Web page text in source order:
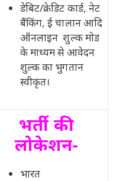
डेबिट/क्रेडिट कार्ड, नेट
बैंकिंग, ई चालान आदि
ऑनलाइन शुल्क मोड
के माध्यम से आवेदन
शुल्क का भुगतान
स्वीकृत।
भर्ती की
लोकेशन-
भारत